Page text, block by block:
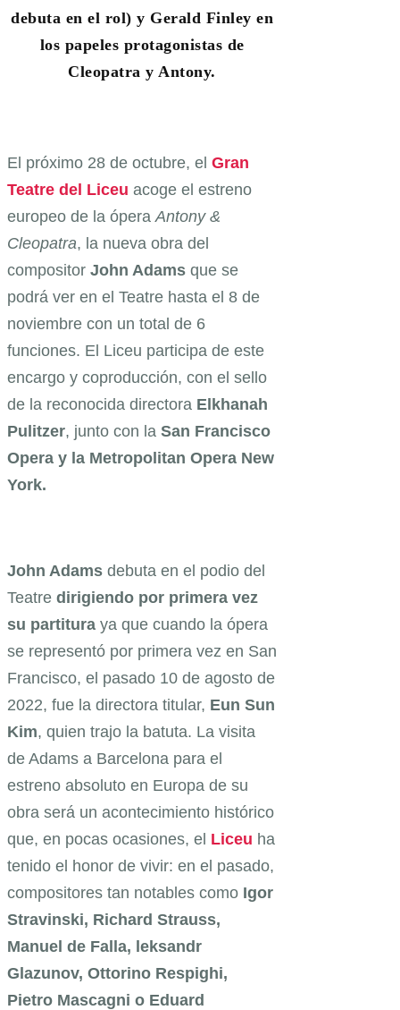
debuta en el rol) y Gerald Finley en
los papeles protagonistas de
Cleopatra y Antony.
El próximo 28 de octubre, el Gran
Teatre del Liceu acoge el estreno
europeo de la ópera Antony &
Cleopatra, la nueva obra del
compositor John Adams que se
podrá ver en el Teatre hasta el 8 de
noviembre con un total de 6
funciones. El Liceu participa de este
encargo y coproducción, con el sello
de la reconocida directora Elkhanah
Pulitzer, junto con la San Francisco
Opera y la Metropolitan Opera New
York.
John Adams debuta en el podio del
Teatre dirigiendo por primera vez
su partitura ya que cuando la ópera
se representó por primera vez en San
Francisco, el pasado 10 de agosto de
2022, fue la directora titular, Eun Sun
Kim, quien trajo la batuta. La visita
de Adams a Barcelona para el
estreno absoluto en Europa de su
obra será un acontecimiento histórico
que, en pocas ocasiones, el Liceu ha
tenido el honor de vivir: en el pasado,
compositores tan notables como Igor
Stravinski, Richard Strauss,
Manuel de Falla, leksandr
Glazunov, Ottorino Respighi,
Pietro Mascagni o Eduard